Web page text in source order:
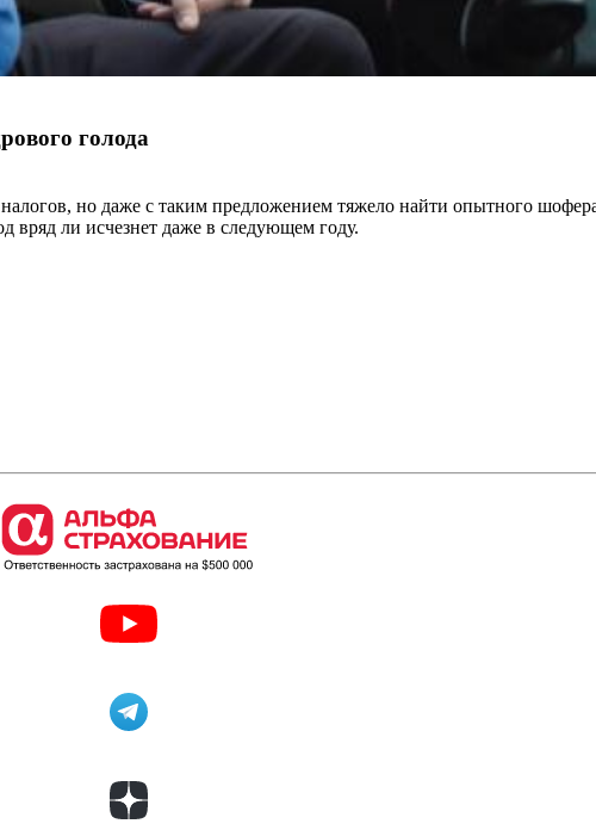
голода
но даже с таким предложением тяжело найти опытного
ли исчезнет даже в следующем году.